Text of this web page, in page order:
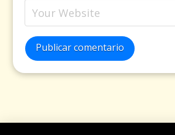
Publicar comentario